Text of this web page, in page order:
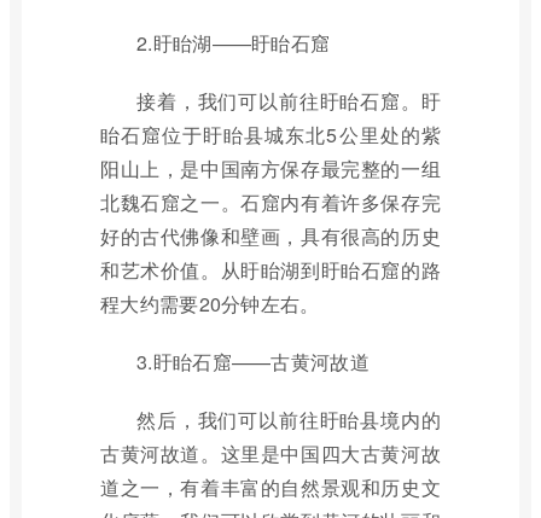
2.盱眙湖——盱眙石窟
接着，我们可以前往盱眙石窟。盱
眙石窟位于盱眙县城东北5公里处的紫
阳山上，是中国南方保存最完整的一组
北魏石窟之一。石窟内有着许多保存完
好的古代佛像和壁画，具有很高的历史
和艺术价值。从盱眙湖到盱眙石窟的路
程大约需要20分钟左右。
3.盱眙石窟——古黄河故道
然后，我们可以前往盱眙县境内的
古黄河故道。这里是中国四大古黄河故
道之一，有着丰富的自然景观和历史文